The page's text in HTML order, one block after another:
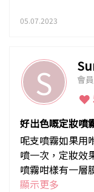
05.07.2023
S 會員
好出色嘅定妝噴
呢支噴霧如果用
噴一次，定妝效
噴霧咁樣有一層
且霧化效果亦都
顯示更多